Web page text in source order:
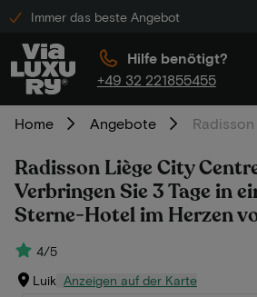
Immer das beste Angebot
Hilfe benötigt?
+49 32 221855455
Home Angebote
Radisson Liège City
Verbringen Sie 3 Tage in
Sterne-Hotel im Herzen
4/5
Luik Anzeigen auf der Karte